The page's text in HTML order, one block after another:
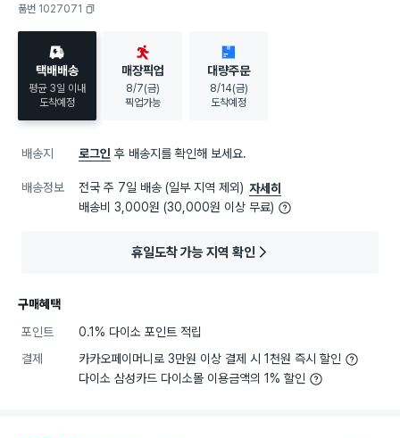
품번 1027071
택배배송
평균 3일 이내
도착예정
매장픽업
8/7(금)
픽업가능
대량주문
8/14(금)
도착예정
배송지 로그인 후 배송지를 확인해 보세요.
배송정보 전국 주 7일 배송 (일부 지역 제외) 자세히
배송비 3,000원 (30,000원 이상 무료)
휴일도착 가능 지역 확인
구매혜택
포인트
0.1% 다이소 포인트 적립
결제
카카오페이머니로 3만원 이상 결제 시 1천원 즉시 할인
다이소 삼성카드 다이소몰 이용금액의 1% 할인